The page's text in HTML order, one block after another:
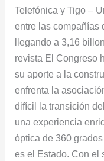
Telefónica y Tigo –
entre las compañías
llegando a 3,16
revista El Congreso
su aporte a la
enfrenta la
difícil la transición
una experiencia
óptica de 360
es el Estado. Con el